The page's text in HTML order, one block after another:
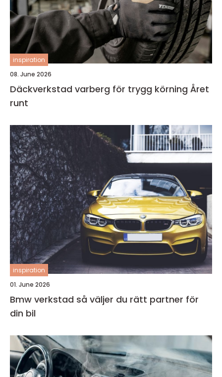
inspiration
08. June 2026
Däckverkstad varberg för trygg körning Året
runt
inspiration
01. June 2026
Bmw verkstad så väljer du rätt partner för
din bil